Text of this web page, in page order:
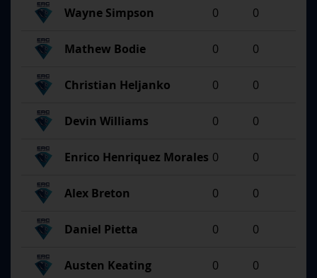
Wayne Simpson 0 0
Mathew Bodie 0 0
Christian Heljanko 0 0
Devin Williams 0 0
Enrico Henriquez Morales 0 0
Alex Breton 0 0
Daniel Pietta 0 0
Austen Keating 0 0